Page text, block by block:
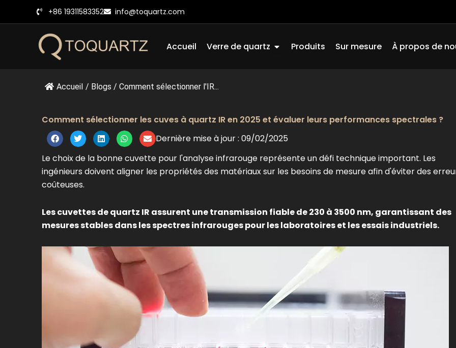
+86 19311583352 info@toquartz.com
Accueil Verre de quartz Ouvrir Quartz Glass
Produits Sur mesure À propos de
Accueil / Blogs / Comment sélectionner l'IR...
Comment sélectionner les cuves à quartz IR en 2025 et évaluer leurs performances spectrales ?
Dernière mise à jour : 09/02/2025
Le choix de la bonne cuvette pour l'analyse infrarouge représente un défi technique important. Les
ingénieurs doivent aligner les propriétés des matériaux sur les besoins de mesure afin d'éviter des
coûteuses.
Les cuvettes de quartz IR assurent une transmission fiable de 230 à 3500 nm, garantissant des
mesures stables dans les spectres infrarouges pour les laboratoires et les essais industriels.